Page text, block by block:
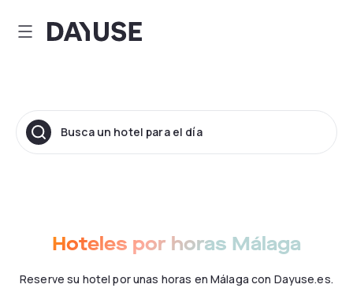
Dayuse
Busca un hotel para el día
Hoteles por horas Málaga
Reserve su hotel por unas horas en Málaga con Dayuse.es.